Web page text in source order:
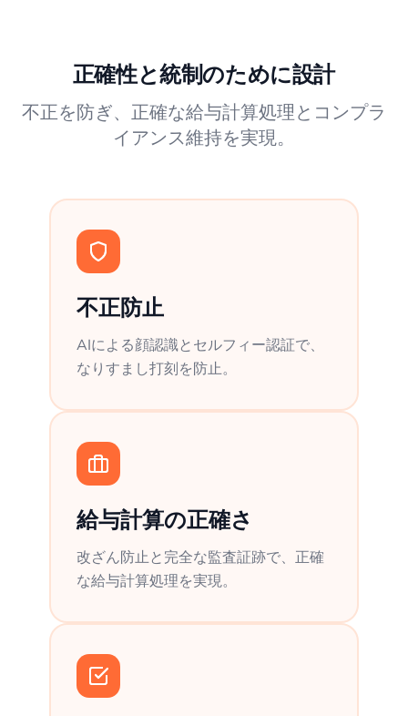
正確性と統制のために設計
不正を防ぎ、正確な給与計算処理とコンプラ
イアンス維持を実現。
不正防止
AIによる顔認識とセルフィー認証で、
なりすまし打刻を防止。
給与計算の正確さ
改ざん防止と完全な監査証跡で、正確
な給与計算処理を実現。